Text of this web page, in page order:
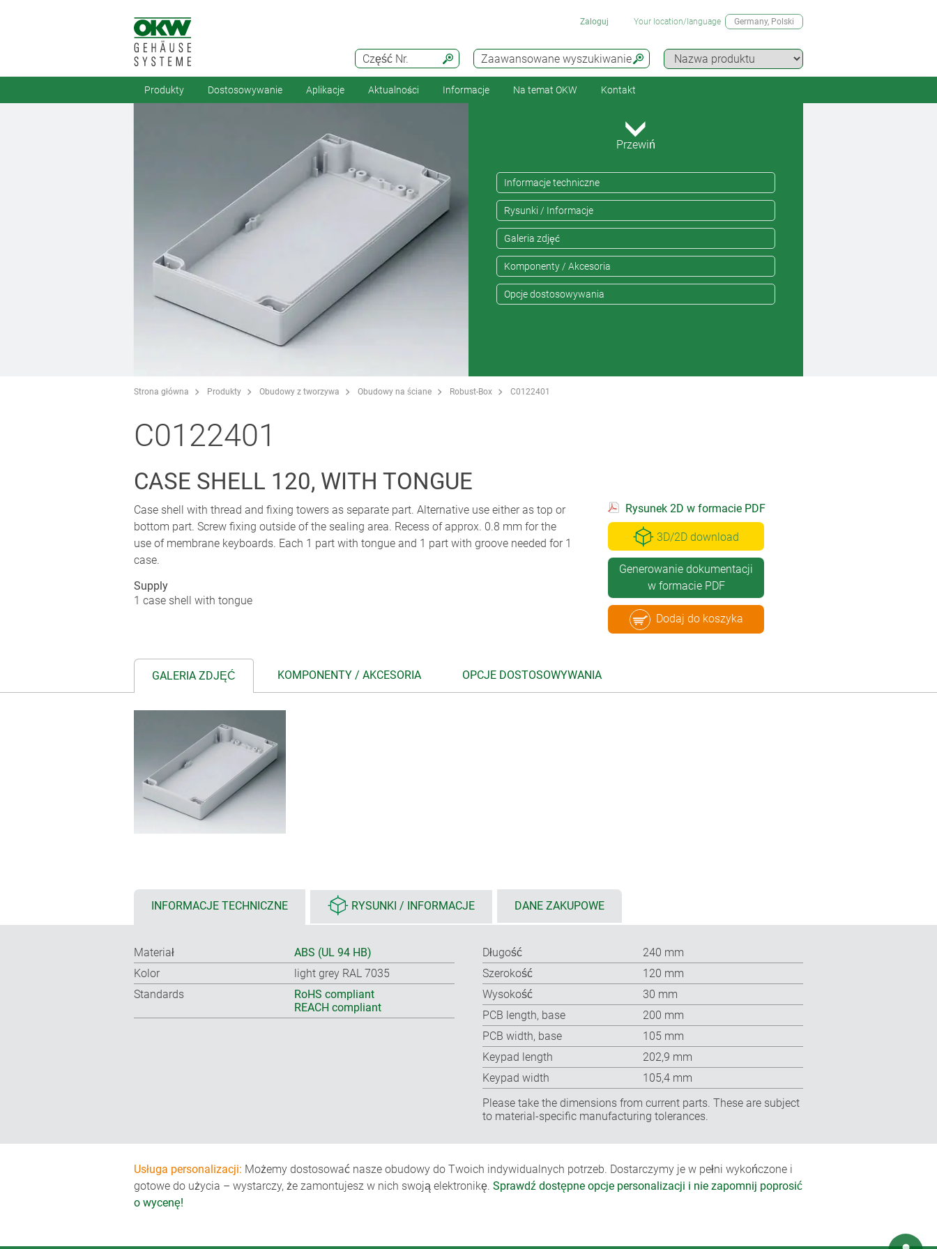
Zaawansowane wyszukiwanie
Część Nr.
Zaloguj Your location/language Germany, Polski
Produkty Dostosowywanie Aplikacje Aktualności Informacje Na temat OKW Kontakt
Przewiń
Informacje techniczne
Rysunki / Informacje
Galeria zdjęć
Komponenty / Akcesoria
Opcje dostosowywania
Strona główna Produkty Obudowy z tworzywa Obudowy na ściane Robust-Box C0122401
C0122401
CASE SHELL 120, WITH TONGUE
Case shell with thread and fixing towers as separate part. Alternative use either as top or
bottom part. Screw fixing outside of the sealing area. Recess of approx. 0.8 mm for the
use of membrane keyboards. Each 1 part with tongue and 1 part with groove needed for 1
case.
Supply
1 case shell with tongue
Rysunek 2D w formacie PDF
3D/2D download
Generowanie dokumentacji
w formacie PDF
Dodaj do koszyka
GALERIA ZDJĘĆ KOMPONENTY / AKCESORIA OPCJE DOSTOSOWYWANIA
INFORMACJE TECHNICZNE RYSUNKI / INFORMACJE DANE ZAKUPOWE
Materiał
ABS (UL 94 HB)
Kolor
light grey RAL 7035
Standards
RoHS compliant
REACH compliant
Długość
240 mm
Szerokość
120 mm
Wysokość
30 mm
PCB length, base
200 mm
PCB width, base
105 mm
Keypad length
202,9 mm
Keypad width
105,4 mm
Please take the dimensions from current parts. These are subject
to material-specific manufacturing tolerances.
Usługa personalizacji: Możemy dostosować nasze obudowy do Twoich indywidualnych potrzeb. Dostarczymy je w pełni wykończone i
gotowe do użycia – wystarczy, że zamontujesz w nich swoją elektronikę. Sprawdź dostępne opcje personalizacji i nie zapomnij poprosić
o wycenę!